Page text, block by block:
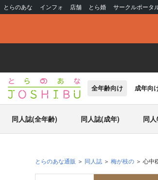
とらのあな インフォ 店舗 とら婚 サークルポータ
全年齢向け 成年向
同人誌(全年齢) 同人誌(成年) 同
とらのあな通販 同人誌 梅が枝の 心中